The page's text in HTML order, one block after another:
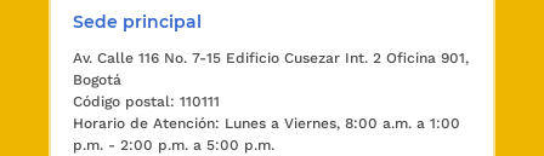
Sede principal
Av. Calle 116 No. 7-15 Edificio Cusezar Int. 2 Oficina 901,
Bogotá
Código postal: 110111
Horario de Atención: Lunes a Viernes, 8:00 a.m. a 1:00
p.m. - 2:00 p.m. a 5:00 p.m.